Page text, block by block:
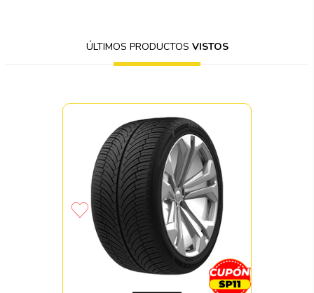
ÚLTIMOS PRODUCTOS VISTOS